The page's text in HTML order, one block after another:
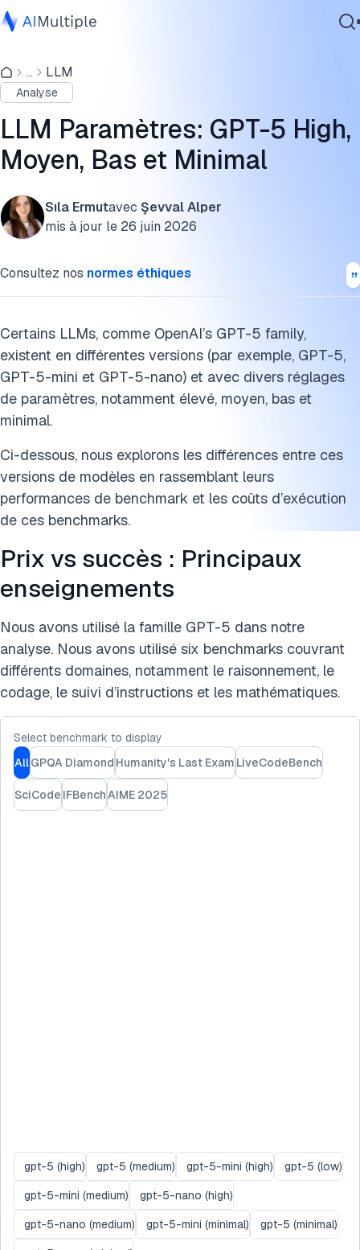
IA agentique
cybersécurité
Données
Logiciel d'entreprise
Services
... LLM
Analyse
LLM Paramètres: GPT-5 High,
Moyen, Bas et Minimal
Sıla Ermutavec Şevval Alper
mis à jour le 26 juin 2026
Consultez nos normes éthiques
Certains LLMs, comme OpenAI’s GPT-5 family,
existent en différentes versions (par exemple, GPT-5,
GPT-5-mini et GPT-5-nano) et avec divers réglages
de paramètres, notamment élevé, moyen, bas et
minimal.
Ci-dessous, nous explorons les différences entre ces
versions de modèles en rassemblant leurs
performances de benchmark et les coûts d’exécution
de ces benchmarks.
Prix vs succès : Principaux
enseignements
Nous avons utilisé la famille GPT-5 dans notre
analyse. Nous avons utilisé six benchmarks couvrant
différents domaines, notamment le raisonnement, le
codage, le suivi d’instructions et les mathématiques.
Select benchmark to display
AllGPQA Diamond Humanity's Last Exam LiveCodeBench
SciCode IFBenchAIME 2025
gpt-5 (high) gpt-5 (medium) gpt-5-mini (high)
gpt-5 (low)
gpt-5-mini (medium)
gpt-5-nano (high)
gpt-5-nano (medium)
gpt-5-mini (minimal)
gpt-5 (minimal)
Réglages de paramètres élevé, moyen, bas et minimal
Taille du modèle, paramètres et principes fondamentaux
l’entraînement
Différences entre les paramètres clés
Citer cette recherche